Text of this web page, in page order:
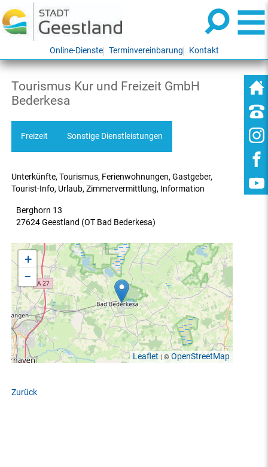
Online-Dienste Terminvereinbarung Kontakt
Tourismus Kur und Freizeit GmbH
Bederkesa
Freizeit Sonstige Dienstleistungen
Unterkünfte, Tourismus, Ferienwohnungen, Gastgeber,
Tourist-Info, Urlaub, Zimmervermittlung, Information
Berghorn 13
27624 Geestland (OT Bad Bederkesa)
+
−
Leaflet | © OpenStreetMap
Zurück